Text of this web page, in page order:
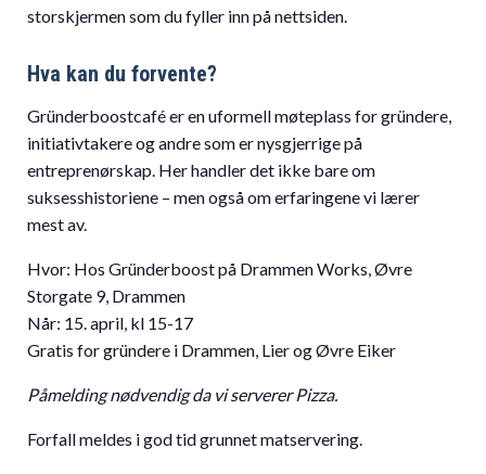
storskjermen som du fyller inn på nettsiden.
Hva kan du forvente?
Gründerboostcafé er en uformell møteplass for gründere,
initiativtakere og andre som er nysgjerrige på
entreprenørskap. Her handler det ikke bare om
suksesshistoriene – men også om erfaringene vi lærer
mest av.
Hvor: Hos Gründerboost på Drammen Works, Øvre
Storgate 9, Drammen
Når: 15. april, kl 15-17
Gratis for gründere i Drammen, Lier og Øvre Eiker
Påmelding nødvendig da vi serverer Pizza.
Forfall meldes i god tid grunnet matservering.